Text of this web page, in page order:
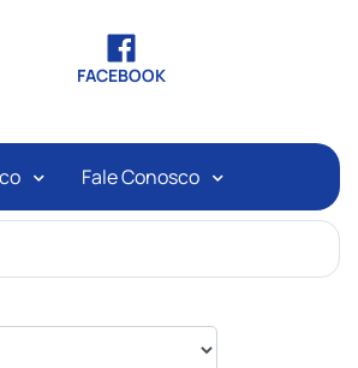
FACEBOOK
Fale Conosco